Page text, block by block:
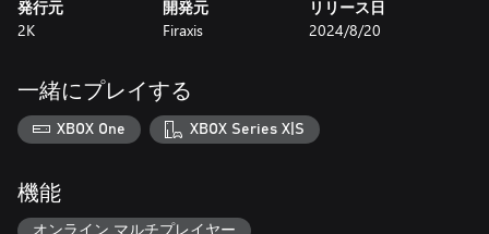
ーム本編が必要）。このコンテンツは、『シドマイヤーズ シヴ
ィライゼーション VII』デラックス エディションおよび創始者
発行元
2K
開発元
Firaxis
リリース日
2024/8/20
一緒にプレイする
XBOX One XBOX Series X|S
機能